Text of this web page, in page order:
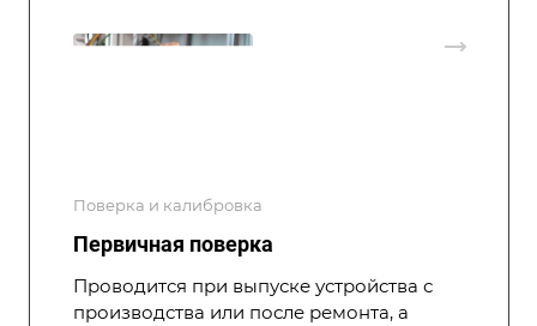
Поверка и калибровка
Первичная поверка
Проводится при выпуске устройства с
производства или после ремонта, а